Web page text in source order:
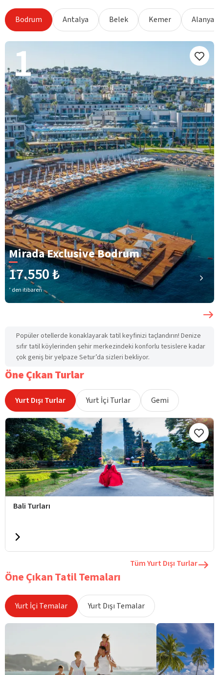
Bodrum Antalya Belek Kemer Alanya
1
Mirada Exclusive Bodrum
17.550 ₺
’ den itibaren
Popüler otellerde konaklayarak tatil keyfinizi taçlandırın! Denize
sıfır tatil köylerinden şehir merkezindeki konforlu tesislere kadar
çok geniş bir yelpaze Setur’da sizleri bekliyor.
Öne Çıkan Turlar
Yurt Dışı Turlar Yurt İçi Turlar Gemi
Bali Turları
Tüm Yurt Dışı Turlar
Öne Çıkan Tatil Temaları
Yurt İçi Temalar Yurt Dışı Temalar